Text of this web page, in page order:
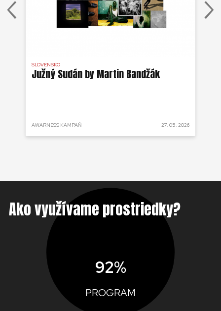
SLOVENSKO
Južný Sudán by Martin Bandžák
AWARNESS KAMPAŇ 27. 05. 2026
Ako využívame prostriedky?
92%
PROGRAM